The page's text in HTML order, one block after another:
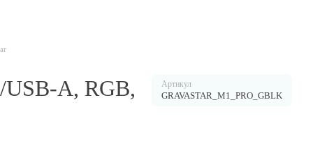
A, RGB, Артикул
GRAVASTAR_M1_PRO_GBLK